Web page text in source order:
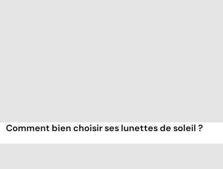
Comment bien choisir ses lunettes de soleil ?